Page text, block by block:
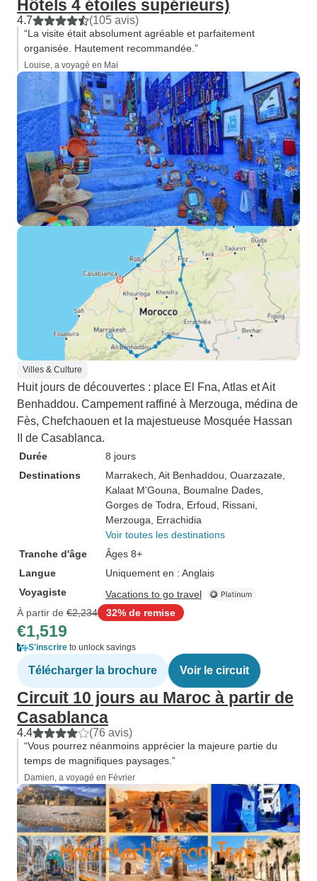
Hôtels 4 étoiles supérieurs)
4.7 (105 avis)
“La visite était absolument agréable et parfaitement
organisée. Hautement recommandée.”
Louise, a voyagé en Mai
Villes & Culture
Huit jours de découvertes : place El Fna, Atlas et Ait
Benhaddou. Campement raffiné à Merzouga, médina de
Fès, Chefchaouen et la majestueuse Mosquée Hassan
II de Casablanca.
Durée
8 jours
Destinations
Marrakech , Ait Benhaddou , Ouarzazate
Kalaat M'Gouna , Boumalne Dades
Gorges de Todra , Erfoud , Rissani
Merzouga , Errachidia
Voir toutes les destinations
Tranche d'âge
Âges 8+
Langue
Uniquement en : Anglais
Voyagiste
Vacations to go travel
À partir de €2,234 32% de remise
€1,519
S'inscrire to unlock savings
Télécharger la brochure Voir le circuit
Circuit 10 jours au Maroc à partir de
Casablanca
4.4 (76 avis)
“Vous pourrez néanmoins apprécier la majeure partie du
temps de magnifiques paysages.”
Damien, a voyagé en Février